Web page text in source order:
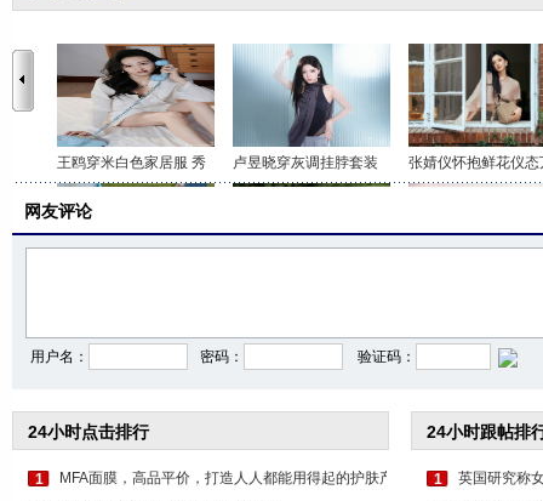
王鸥穿米白色家居服 秀 卢昱晓穿灰调挂脖套装 张婧仪怀抱鲜花仪态
网友评论
用户名： 密码： 验证码：
24小时点击排行
1
MFA面膜，高品平价，打造人人都能用得起的护肤产
24小时跟帖排
1
英国研究称